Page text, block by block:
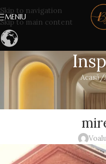
Skip to navigation
Skip to main content
MENIU
Acasă
ROCHII DE
O altfel de